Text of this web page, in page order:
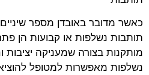
כאשר מדובר באובדן מספר שיניים
תותבות נשלפות או קבועות הן
מותקנות בצורה שמעניקה יציבות
נשלפות מאפשרות למטופל